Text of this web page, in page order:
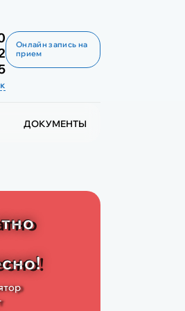
Онлайн запись на
прием
ДОКУМЕНТЫ